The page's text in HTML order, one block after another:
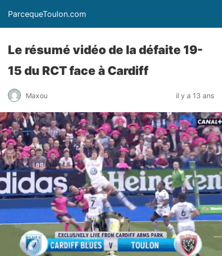
ParcequeToulon.com
Le résumé vidéo de la défaite 19-
15 du RCT face à Cardiff
Maxou il y a 13 ans